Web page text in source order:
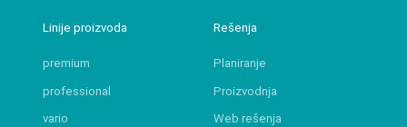
Linije proizvoda
premium
professional
vario
Rešenja
Planiranje
Proizvodnja
Web rešenja